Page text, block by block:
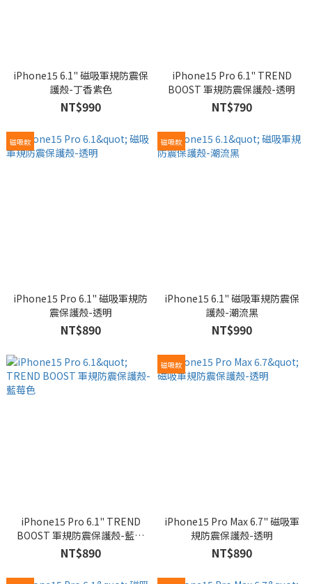
iPhone15 6.1" 磁吸軍規防震保
護殼-丁香紫色
NT$990
iPhone15 Pro 6.1" TREND
BOOST 軍規防震保護殼-透明
NT$790
磁吸款
iPhone15 Pro 6.1" 磁吸軍規防
震保護殼-透明
NT$890
磁吸款
iPhone15 6.1" 磁吸軍規防震保
護殼-潮流黑
NT$990
iPhone15 Pro 6.1" TREND
BOOST 軍規防震保護殼-藍莓
色
NT$890
磁吸款
iPhone15 Pro Max 6.7" 磁吸軍
規防震保護殼-透明
NT$890